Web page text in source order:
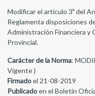
Modificar el artículo 3º del
Reglamenta disposiciones
Administración Financiera
Provincial.
Carácter de la Norma:
Vigente )
Firmadoel 21-08-2019
Publicadoen el Boletín